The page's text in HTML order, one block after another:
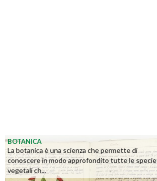
BOTANICA
La botanica è una scienza che permette di
conoscere in modo approfondito tutte le specie
vegetali ch...